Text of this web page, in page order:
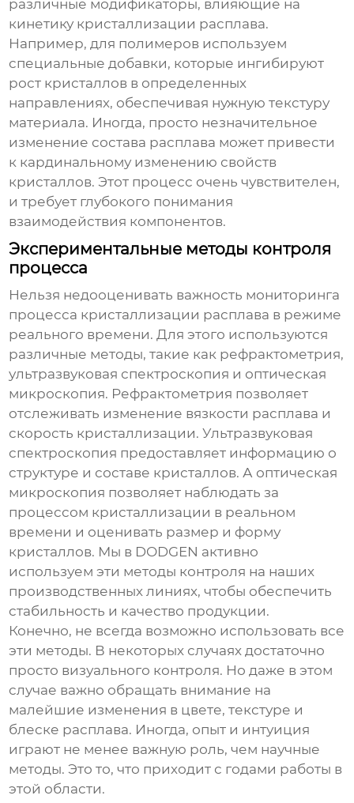
различные модификаторы, влияющие на
кинетику кристаллизации расплава.
Например, для полимеров используем
специальные добавки, которые ингибируют
рост кристаллов в определенных
направлениях, обеспечивая нужную текстуру
материала. Иногда, просто незначительное
изменение состава расплава может привести
к кардинальному изменению свойств
кристаллов. Этот процесс очень чувствителен,
и требует глубокого понимания
взаимодействия компонентов.
Экспериментальные методы контроля
процесса
Нельзя недооценивать важность мониторинга
процесса кристаллизации расплава в режиме
реального времени. Для этого используются
различные методы, такие как рефрактометрия,
ультразвуковая спектроскопия и оптическая
микроскопия. Рефрактометрия позволяет
отслеживать изменение вязкости расплава и
скорость кристаллизации. Ультразвуковая
спектроскопия предоставляет информацию о
структуре и составе кристаллов. А оптическая
микроскопия позволяет наблюдать за
процессом кристаллизации в реальном
времени и оценивать размер и форму
кристаллов. Мы в DODGEN активно
используем эти методы контроля на наших
производственных линиях, чтобы обеспечить
стабильность и качество продукции.
Конечно, не всегда возможно использовать все
эти методы. В некоторых случаях достаточно
просто визуального контроля. Но даже в этом
случае важно обращать внимание на
малейшие изменения в цвете, текстуре и
блеске расплава. Иногда, опыт и интуиция
играют не менее важную роль, чем научные
методы. Это то, что приходит с годами работы в
этой области.